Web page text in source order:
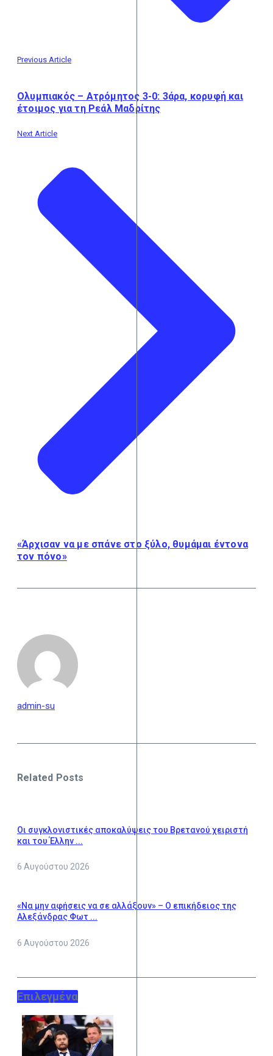
Previous Article
Ολυμπιακός – Ατρόμητος 3-0: 3άρα, κορυφή και
έτοιμος για τη Ρεάλ Μαδρίτης
Next Article
«Άρχισαν να με σπάνε στο ξύλο, θυμάμαι έντονα
τον πόνο»
admin-su
Related Posts
Οι συγκλονιστικές αποκαλύψεις του Βρετανού χειριστή
και του Έλλην ...
6 Αυγούστου 2026
«Να μην αφήσεις να σε αλλάξουν» – Ο επικήδειος της
Αλεξάνδρας Φωτ ...
6 Αυγούστου 2026
Επιλεγμένα